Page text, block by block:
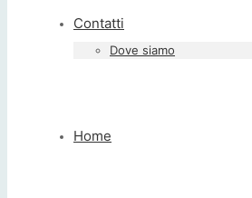
Contatti
Dove siamo
Home